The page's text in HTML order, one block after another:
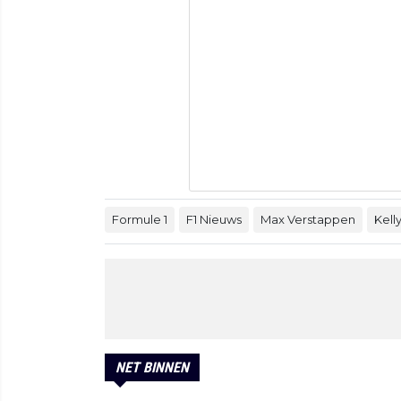
Formule 1 F1 Nieuws Max Verstappen
NET BINNEN